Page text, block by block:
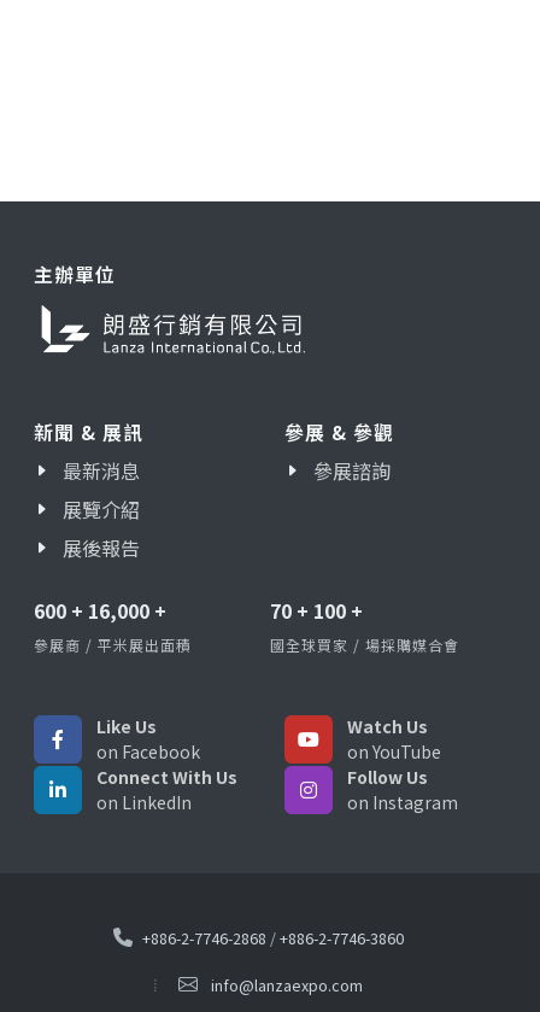
主辦單位
新聞 & 展訊
最新消息
展覽介紹
展後報告
參展 & 參觀
參展諮詢
600 + 16,000 +
參展商 / 平米展出面積
70 + 100 +
國全球買家 / 場採購媒合會
Like Us
on Facebook
Watch Us
on YouTube
Connect With Us
on LinkedIn
Follow Us
on Instagram
+886-2-7746-2868 /+886-2-7746-3860
info@lanzaexpo.com